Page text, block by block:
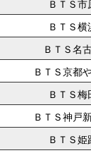
ＢＴＳ市
ＢＴＳ横
ＢＴＳ名
ＢＴＳ京都
ＢＴＳ梅
ＢＴＳ神戸
ＢＴＳ姫